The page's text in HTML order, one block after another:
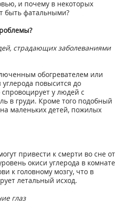
и почему в некоторых
быть фатальными?
страдающих заболеваниями
обогревателем или
повысится до
у людей с
в груди. Кроме того подобный
маленьких детей, пожилых
привести к смерти во сне от
окиси углерода в комнате
к головному мозгу, что в
летальный исход.
глаз